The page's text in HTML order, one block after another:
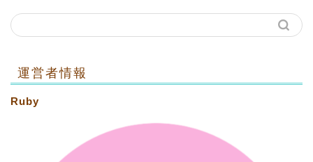
運営者情報
Ruby